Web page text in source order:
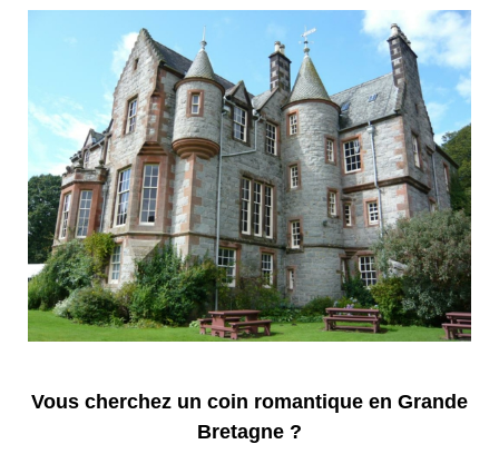
Vous cherchez un coin romantique en Grande
Bretagne ?